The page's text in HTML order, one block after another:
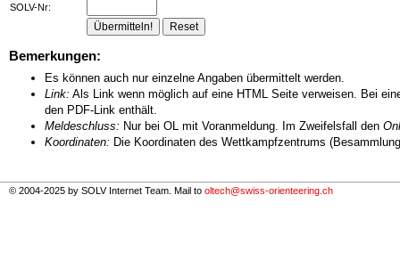
SOLV-Nr:
Bemerkungen:
Es können auch nur einzelne Angaben übermittelt werden.
Link: Als Link wenn möglich auf eine HTML Seite verweisen. Bei
den PDF-Link enthält.
Meldeschluss: Nur bei OL mit Voranmeldung. Im Zweifelsfall den
Koordinaten: Die Koordinaten des Wettkampfzentrums
© 2004-2025 by SOLV Internet Team. Mail to oltech@swiss-orienteering.ch